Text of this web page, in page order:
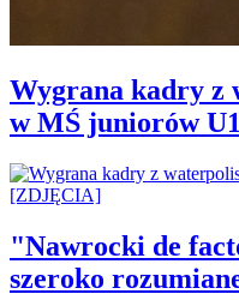
Wygrana kadry z
w MŚ juniorów
"Nawrocki de
szeroko